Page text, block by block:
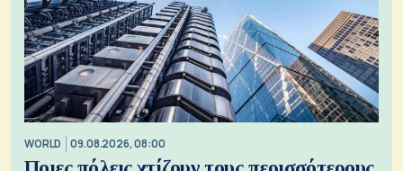
WORLD 09.08.2026, 08:00